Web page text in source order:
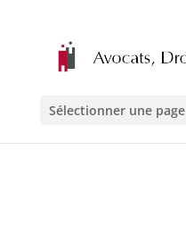
Sélectionner une page